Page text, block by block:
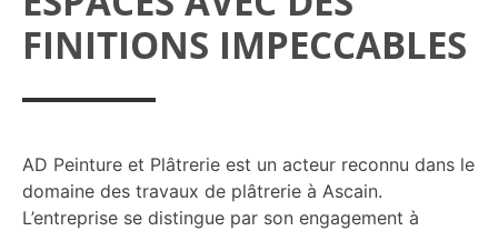
FINITIONS IMPECCABLES
AD Peinture et Plâtrerie est un acteur reconnu dans le
domaine des travaux de plâtrerie à Ascain.
L’entreprise se distingue par son engagement à